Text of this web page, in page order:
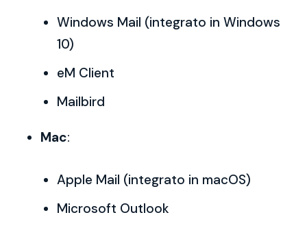
Windows Mail (integrato in Windows
10)
eM Client
Mailbird
Mac:
Apple Mail (integrato in macOS)
Microsoft Outlook